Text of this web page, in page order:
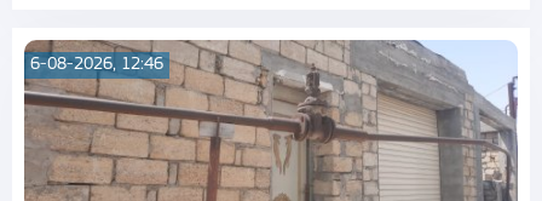
6-08-2026, 12:46